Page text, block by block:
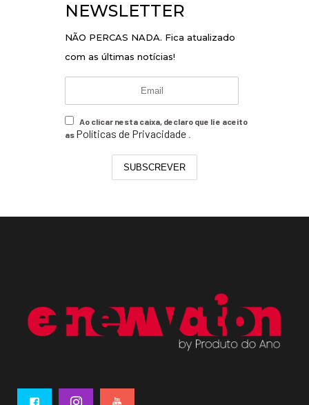
NEWSLETTER
NÃO PERCAS NADA. Fica atualizado
com as últimas notícias!
Ao clicar nesta caixa, declaro que li e aceito
as Políticas de Privacidade .
SUBSCREVER